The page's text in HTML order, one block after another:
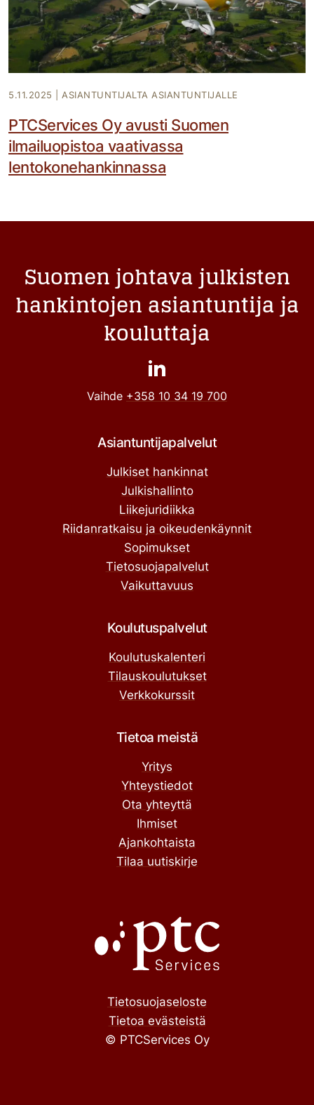
5.11.2025 ASIANTUNTIJALTA ASIANTUNTIJALLE
PTCServices Oy avusti Suomen
ilmailuopistoa vaativassa
lentokonehankinnassa
Suomen johtava julkisten
hankintojen asiantuntija ja
kouluttaja
Vaihde +358 10 34 19 700
Asiantuntijapalvelut
Julkiset hankinnat
Julkishallinto
Liikejuridiikka
Riidanratkaisu ja oikeudenkäynnit
Sopimukset
Tietosuojapalvelut
Vaikuttavuus
Koulutuspalvelut
Koulutuskalenteri
Tilauskoulutukset
Verkkokurssit
Tietoa meistä
Yritys
Yhteystiedot
Ota yhteyttä
Ihmiset
Ajankohtaista
Tilaa uutiskirje
Tietosuojaseloste
Tietoa evästeistä
© PTCServices Oy